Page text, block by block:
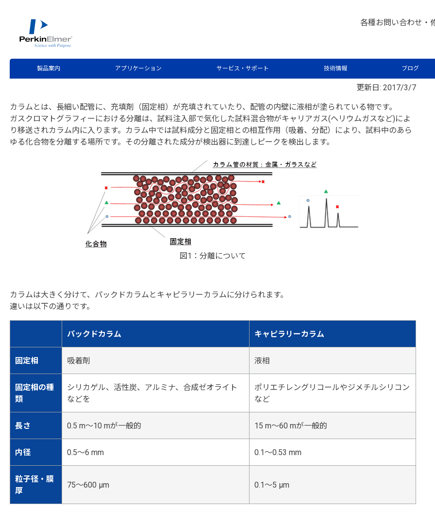
各種お問い合わせ・
製品案内 アプリケーション サービス・サポート 技術情報 ブログ
第2回 ガスクロマトグラフのカラムって何？
更新日: 2017/3/7
カラムとは、長細い配管に、充填剤（固定相）が充填されていたり、配管の内壁に液相が塗られている物です。
ガスクロマトグラフィーにおける分離は、試料注入部で気化した試料混合物がキャリアガス(ヘリウムガスなど)によ
り移送されカラム内に入ります。カラム中では試料成分と固定相との相互作用（吸着、分配）により、試料中のあら
ゆる化合物を分離する場所です。その分離された成分が検出器に到達しピークを検出します。
図1：分離について
カラムは大きく分けて、パックドカラムとキャピラリーカラムに分けられます。
違いは以下の通りです。
パックドカラム キャピラリーカラム
固定相 吸着剤 液相
固定相の種
類
シリカゲル、活性炭、アルミナ、合成ゼオライト
などを
ポリエチレングリコールやジメチルシリコン
など
長さ 0.5 m～10 mが一般的 15 m～60 mが一般的
内径 0.5～6 mm 0.1～0.53 mm
粒子径・膜
厚
75～600 μm 0.1～5 μm